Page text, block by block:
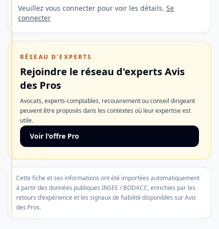
Veuillez vous connecter pour voir les détails. Se
connecter
RÉSEAU D'EXPERTS
Rejoindre le réseau d'experts Avis
des Pros
Avocats, experts-comptables, recouvrement ou conseil dirigeant
peuvent être proposés dans les contextes où leur expertise est
utile.
Voir l'offre Pro
Cette fiche et ses informations ont été importées automatiquement
à partir des données publiques INSEE / BODACC, enrichies par les
retours d'expérience et les signaux de fiabilité disponibles sur Avis
des Pros.
à
l'étranger
ainsi
ouverture
de
compte
rapide.
Découvrir
l'offre
Ne
plus
afficher